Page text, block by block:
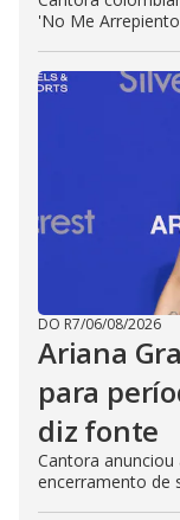
'No Me
DO R7/06/08/2026
Ariana
para
diz fonte
Cantora
encerramento de